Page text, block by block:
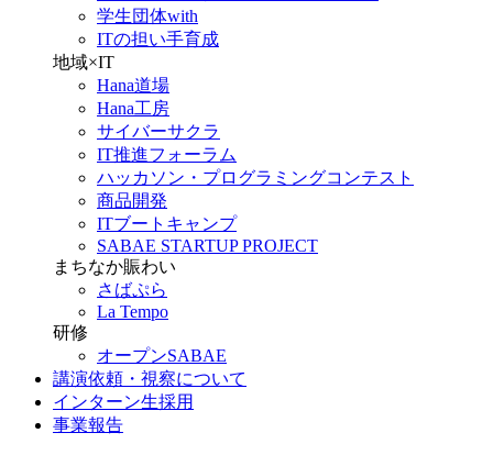
学生団体with
ITの担い手育成
地域×IT
Hana道場
Hana工房
サイバーサクラ
IT推進フォーラム
ハッカソン・プログラミングコンテスト
商品開発
ITブートキャンプ
SABAE STARTUP PROJECT
まちなか賑わい
さばぷら
La Tempo
研修
オープンSABAE
講演依頼・視察について
インターン生採用
事業報告